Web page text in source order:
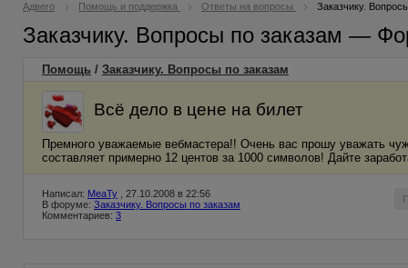
Адвего Помощь и поддержка Ответы на вопросы Заказчику.
Заказчику. Вопросы по заказам —
Помощь / Заказчику. Вопросы по заказам
Всё дело в цене на билет
Премного уважаемые вебмастера!! Очень вас прошу уважать
составляет примерно 12 центов за 1000 символов! Дайте
Написал: MeaTy , 27.10.2008 в 22:56
В форуме: Заказчику. Вопросы по заказам
Комментариев: 3